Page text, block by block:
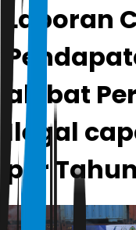
Laporan
akibat
Ilegal
per Tahun